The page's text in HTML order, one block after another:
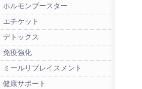
ホルモンブースター
エチケット
デトックス
免疫強化
ミールリプレイスメント
健康サポート